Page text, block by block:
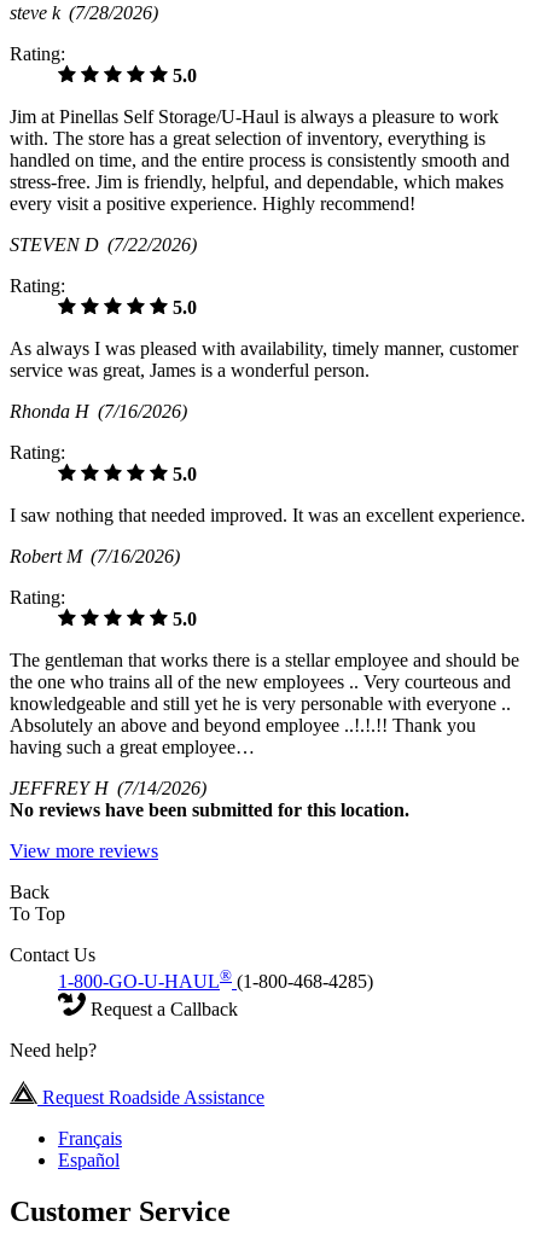
steve k (7/28/2026)
Rating:
5.0
Jim at Pinellas Self Storage/U-Haul is always a pleasure to work
with. The store has a great selection of inventory, everything is
handled on time, and the entire process is consistently smooth and
stress-free. Jim is friendly, helpful, and dependable, which makes
every visit a positive experience. Highly recommend!
STEVEN D (7/22/2026)
Rating:
5.0
As always I was pleased with availability, timely manner, customer
service was great, James is a wonderful person.
Rhonda H (7/16/2026)
Rating:
5.0
I saw nothing that needed improved. It was an excellent experience.
Robert M (7/16/2026)
Rating:
5.0
The gentleman that works there is a stellar employee and should be
the one who trains all of the new employees .. Very courteous and
knowledgeable and still yet he is very personable with everyone ..
Absolutely an above and beyond employee ..!.!.!! Thank you
having such a great employee…
JEFFREY H (7/14/2026)
No reviews have been submitted for this location.
View more reviews
Back
To Top
Contact Us
1-800-GO-U-HAUL® (1-800-468-4285)
Request a Callback
Need help?
Request Roadside Assistance
Français
Español
Customer Service